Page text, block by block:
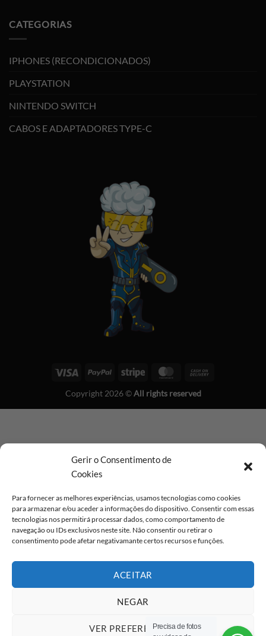
Gerir o Consentimento de
Cookies
Para fornecer as melhores experiências, usamos tecnologias como cookies
para armazenar e/ou aceder a informações do dispositivo. Consentir com essas
tecnologias nos permitirá processar dados, como comportamento de
navegação ou IDs exclusivos neste site. Não consentir ou retirar o
consentimento pode afetar negativamante certos recursos e funções.
ACEITAR
NEGAR
VER PREFERÊNCIAS
CATEGORIAS
IPHONES (RECONDICIONADOS)
PLAYSTATION
NINTENDO SWITCH
CABOS E ADAPTADORES TYPE-C
Visa PayPal Stripe MasterCard
Copyright 2026 ©All rights reserved
Precisa de fotos